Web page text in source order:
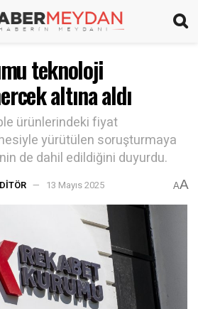
teknoloji
altına aldı
ürünlerindeki fiyat
yürütülen soruşturmaya
de dahil edildiğini duyurdu.
13 Mayıs 2025 AA